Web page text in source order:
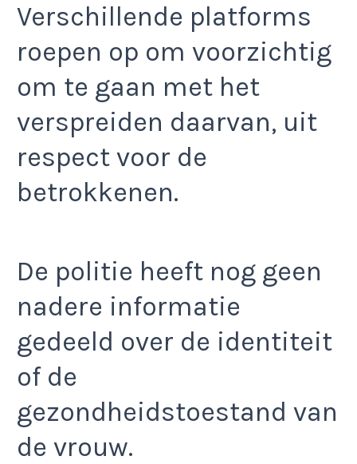
Verschillende platforms
roepen op om voorzichtig
om te gaan met het
verspreiden daarvan, uit
respect voor de
betrokkenen.
De politie heeft nog geen
nadere informatie
gedeeld over de identiteit
of de
gezondheidstoestand van
de vrouw.